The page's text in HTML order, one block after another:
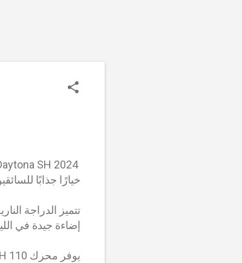
خيارًا جذابًا
إضاءة جيدة في الليل. كما أنها